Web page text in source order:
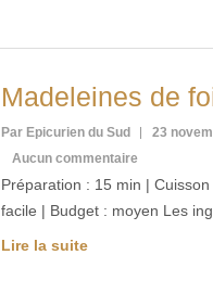
Madeleines de
Par Epicurien du Sud
23
Aucun commentaire
Préparation : 15 min |
facile | Budget : moyen Les
Lire la suite